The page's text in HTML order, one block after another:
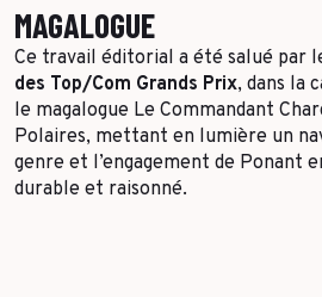
MAGALOGUE
Ce travail éditorial a été salué par
des Top/Com Grands Prix, dans la
le magalogue Le Commandant
Polaires, mettant en lumière un
genre et l’engagement de Ponant
durable et raisonné.